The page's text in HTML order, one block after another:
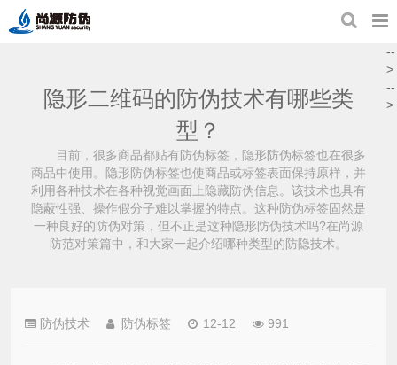
隐形二维码的防伪技术有哪些类
型？
目前，很多商品都贴有防伪标签，隐形防伪标签也在很多
商品中使用。隐形防伪标签也使商品或标签表面保持原样，并
利用各种技术在各种视觉画面上隐藏防伪信息。该技术也具有
隐蔽性强、操作假分子难以掌握的特点。这种防伪标签固然是
一种良好的防伪对策，但不正是这种隐形防伪技术吗?在尚源
防范对策篇中，和大家一起介绍哪种类型的防隐技术。
防伪技术 防伪标签 12-12 991
--
>
--
>